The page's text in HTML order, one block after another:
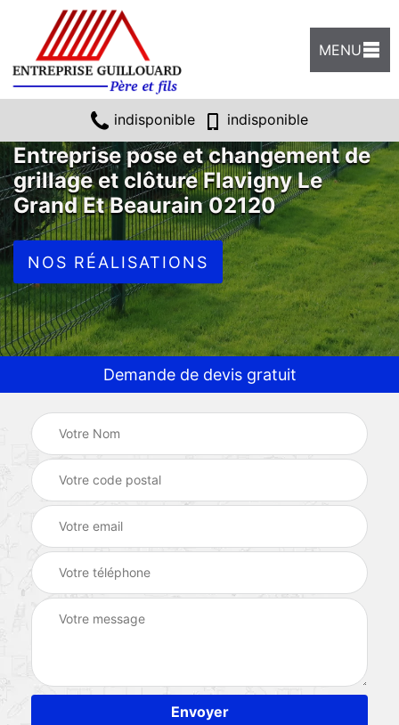
MENU
indisponible indisponible
Entreprise pose et changement de
grillage et clôture Flavigny Le
Grand Et Beaurain 02120
NOS RÉALISATIONS
Demande de devis gratuit